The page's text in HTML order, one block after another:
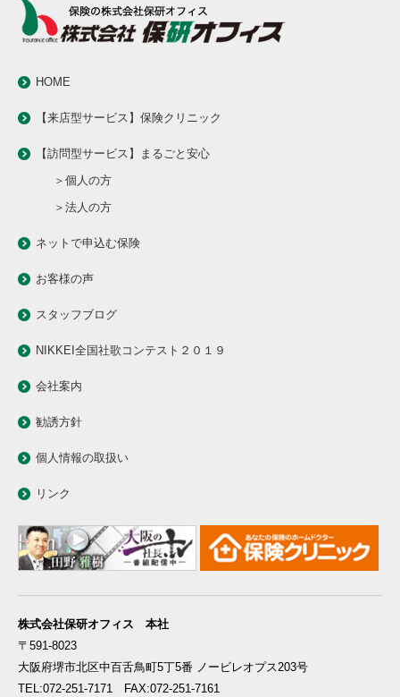
HOME
【来店型サービス】保険クリニック
【訪問型サービス】まるごと安心
＞個人の方
＞法人の方
ネットで申込む保険
お客様の声
スタッフブログ
NIKKEI全国社歌コンテスト２０１９
会社案内
勧誘方針
個人情報の取扱い
リンク
株式会社保研オフィス 本社
〒591-8023
大阪府堺市北区中百舌鳥町5丁5番 ノービレオプス203号
TEL:072-251-7171 FAX:072-251-7161